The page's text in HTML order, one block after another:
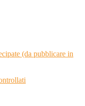
(da pubblicare in